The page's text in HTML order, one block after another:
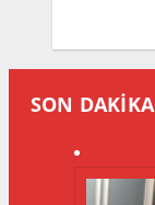
SON DAKİKA